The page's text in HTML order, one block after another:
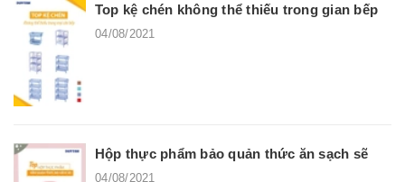
Top kệ chén không thể thiếu trong gian bếp
04/08/2021
Hộp thực phẩm bảo quản thức ăn sạch sẽ
04/08/2021